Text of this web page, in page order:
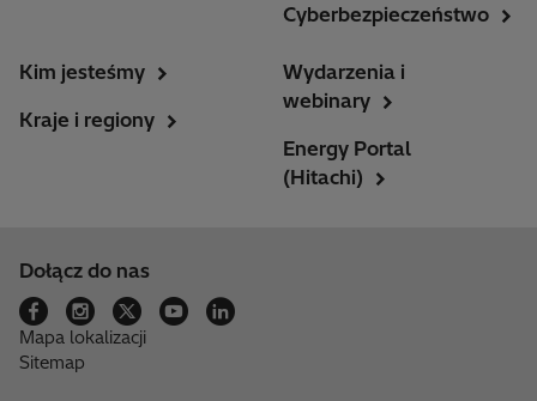
Cyberbezpieczeństwo
Kim jesteśmy
Kraje i regiony
Wydarzenia i
webinary
Energy Portal
(Hitachi)
Dołącz do nas
Mapa lokalizacji
Sitemap